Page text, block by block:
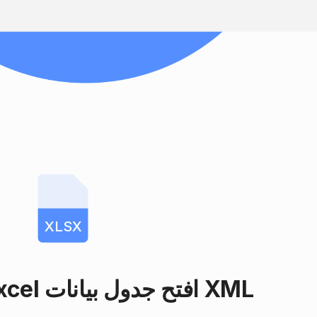
XLSX
Microsoft Excel افتح جدول بيانات XML